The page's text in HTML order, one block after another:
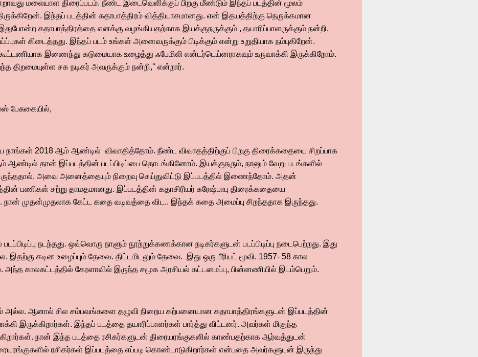
மலையாள திரைப்படம். நீண்ட இடைவெளிக்குப் பிறகு மீண்டும் இந்தப் படத்தின் மூலம்
இந்தப் படத்தின் கதாபாத்திரம் வித்தியாசமானது. என் இதயத்திற்கு நெருக்கமான
இதுபோன்ற கதாபாத்திரத்தை எனக்கு வழங்கியதற்காக இயக்குநருக்கும் , தயாரிப்பாளருக்கும் நன்றி.
கிடைத்தது. இந்தப் படம் உங்கள் அனைவருக்கும் பிடிக்கும் என்று உறுதியாக நம்புகிறேன்.
இணைந்து கடுமையாக உழைத்து ஃபேமிலி என்டர்டெய்னராகவும் உருவாக்கி இருக்கிறோம்.
திறமையுள்ள சக நடிகர் அவருக்கும் நன்றி,'' என்றார்.
பேசுகையில்,
2018 ஆம் ஆண்டில் விவாதித்தோம். நீண்ட விவாதத்திற்குப் பிறகு திரைக்கதையை சிறப்பாக
ஆண்டில் தான் இப்படத்தின் படப்பிடிப்பை தொடங்கினோம். இயக்குநரும், நானும் வேறு படங்களில்
அவை அனைத்தையும் நிறைவு செய்துவிட்டு இப்படத்தில் இணைந்தோம். அதன்
பணிகள் சற்று தாமதமானது. இப்படத்தின் கதாசிரியர் சுரேஷ்பாபு திரைக்கதையை
நான் முதன்முதலாக கேட்ட கதை வடிவத்தை விட.. இந்தக் கதை அமைப்பு சிறந்ததாக இருந்தது.
படப்பிடிப்பு நடந்தது. ஒவ்வொரு நாளும் நூற்றுக்கணக்கான நடிகர்களுடன் படப்பிடிப்பு நடைபெற்றது. இது
இதற்கு கடின உழைப்பும் தேவை. திட்டமிடலும் தேவை. இது ஒரு பீரியட் மூவி. 1957- 58 கால
அந்த காலகட்டத்தில் கேரளாவில் இருந்த சமூக அரசியல் கட்டமைப்பு, பின்னணியில் இடம்பெறும்.
ஆனால் சில சம்பவங்களை தழுவி நிறைய கற்பனையான கதாபாத்திரங்களுடன் இப்படத்தின்
இருக்கிறார்கள். இந்தப் படத்தை தயாரிப்பாளர்கள் பார்த்து விட்டனர். அவர்கள் மிகுந்த
நான் இந்த படத்தை ரசிகர்களுடன் திரையரங்குகளில் காண்பதற்காக ஆர்வத்துடன்
ரசிகர்கள் இப்படத்தை எப்படி கொண்டாடுகிறார்கள் என்பதை அவர்களுடன் இருந்து